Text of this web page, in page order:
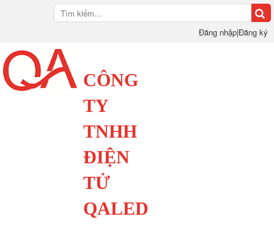
Đăng nhập|Đăng ký
CÔNG
TY
TNHH
ĐIỆN
TỬ
QALED